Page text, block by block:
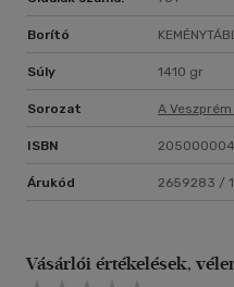
Borító
Súly 1410 gr
Sorozat A
ISBN
Árukód 2659283 /
Vásárlói értékelések,